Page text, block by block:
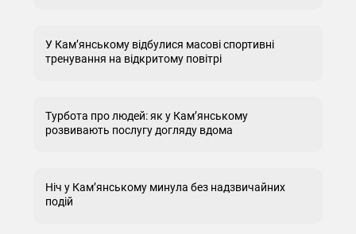
У Кам’янському відбулися масові спортивні
тренування на відкритому повітрі
Турбота про людей: як у Кам’янському
розвивають послугу догляду вдома
Ніч у Кам’янському минула без надзвичайних
подій